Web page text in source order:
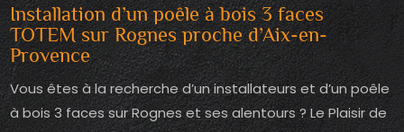
Installation d’un poêle à bois 3 faces
TOTEM sur Rognes proche d’Aix-en-
Provence
Vous êtes à la recherche d’un installateurs et d’un poêle
à bois 3 faces sur Rognes et ses alentours ? Le Plaisir de